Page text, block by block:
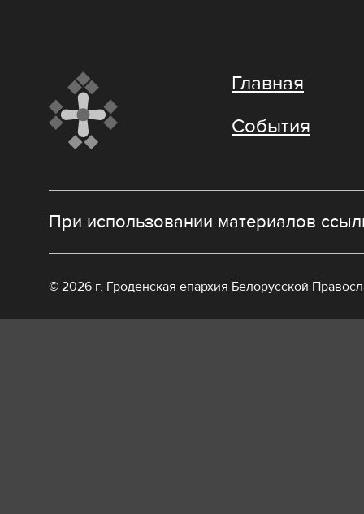
Главная
События
При использовании материалов
© 2026 г. Гроденская епархия Белорусской